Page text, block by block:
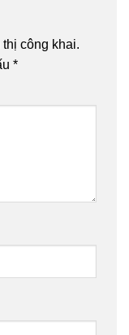
công khai.
*